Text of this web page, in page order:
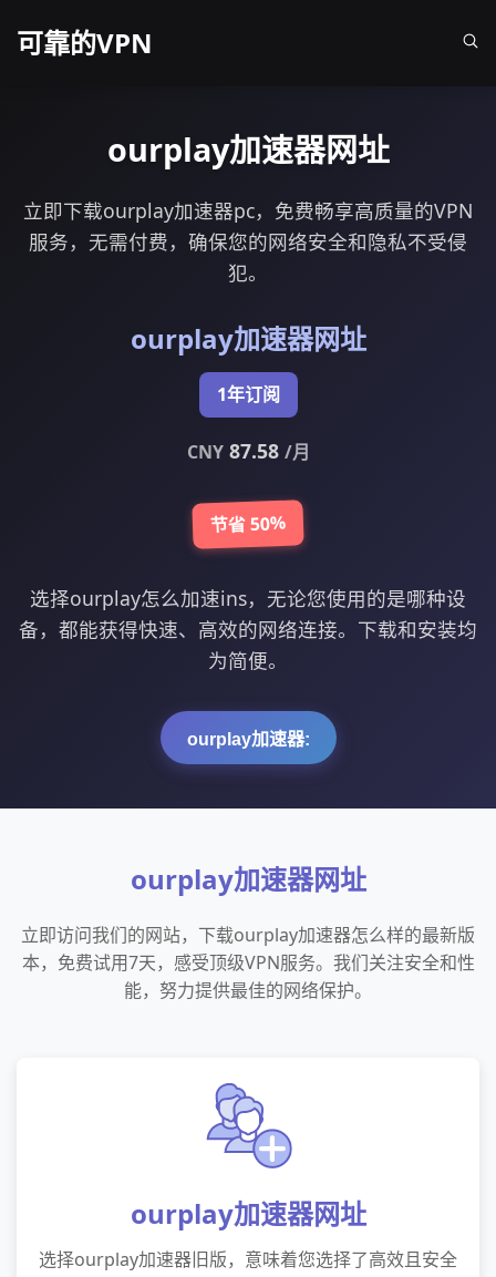
可靠的VPN
ourplay加速器网址
立即下载ourplay加速器pc，免费畅享高质量的VPN
服务，无需付费，确保您的网络安全和隐私不受侵
犯。
ourplay加速器网址
1年订阅
CNY87.58 /月
节省 50%
选择ourplay怎么加速ins，无论您使用的是哪种设
备，都能获得快速、高效的网络连接。下载和安装均
为简便。
ourplay加速器:
ourplay加速器网址
立即访问我们的网站，下载ourplay加速器怎么样的最新版
本，免费试用7天，感受顶级VPN服务。我们关注安全和性
能，努力提供最佳的网络保护。
ourplay加速器网址
选择ourplay加速器旧版，意味着您选择了高效且安全